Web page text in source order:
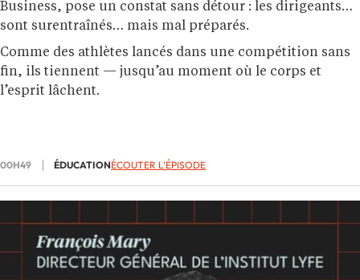
Business, pose un constat sans détour : les dirigeants
sont surentraînés… mais mal préparés.
Comme des athlètes lancés dans une compétition sans
fin, ils tiennent — jusqu’au moment où le corps et
l’esprit lâchent.
00H49 ÉDUCATIONÉCOUTER L'ÉPISODE